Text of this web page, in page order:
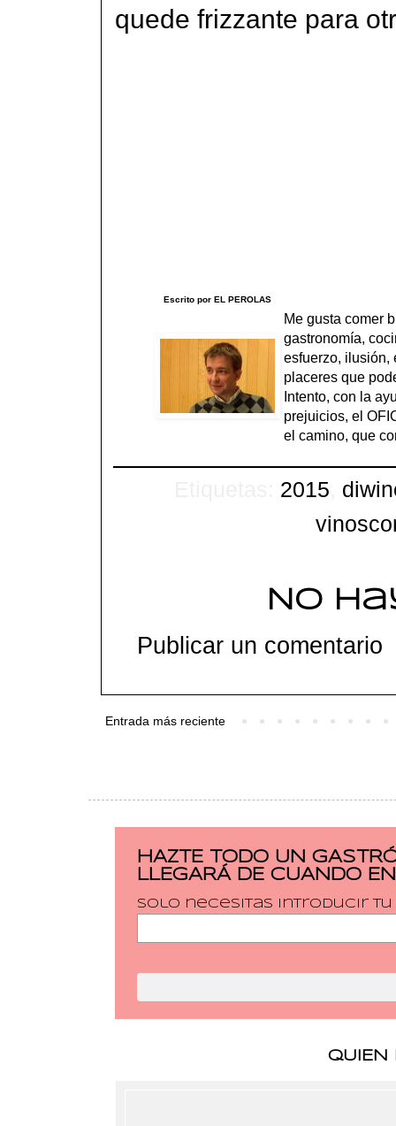
quede frizzante para
Escrito por EL PEROLAS
Me gusta comer
gastronomía,
esfuerzo, ilusión,
placeres que
Intento, con la
prejuicios, el
el camino, que
2015
No
Publicar un comentario
Entrada más reciente
HAZTE TODO UN
LLEGARÁ DE CUANDO
Solo necesitas introducir
QUIEN